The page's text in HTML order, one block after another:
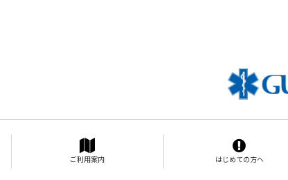
ご利用案内 はじめての方へ